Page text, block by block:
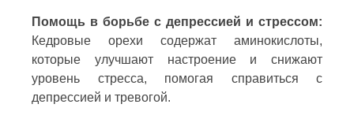
Помощь в борьбе с депрессией и стрессом:
Кедровые орехи содержат аминокислоты,
которые улучшают настроение и снижают
уровень стресса, помогая справиться с
депрессией и тревогой.